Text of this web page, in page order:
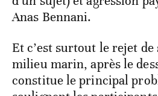
Anas Bennani.
Et c’est surtout le rejet
milieu marin, après le
constitue le principal